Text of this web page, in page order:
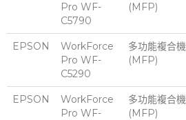
Pro WF-
C5790
(MFP)
EPSON
WorkForce
Pro WF-
C5290
多功能複合機
(MFP)
EPSON
WorkForce
Pro WF-
多功能複合機
(MFP)